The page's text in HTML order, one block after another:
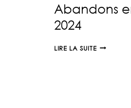
Abandons
2024
LIRE LA SUITEABANDONS